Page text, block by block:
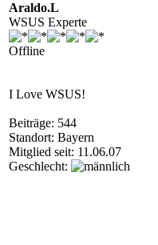
Araldo.L
WSUS Experte
Offline
I Love WSUS!
Beiträge: 544
Standort: Bayern
Mitglied seit: 11.06.07
Geschlecht: